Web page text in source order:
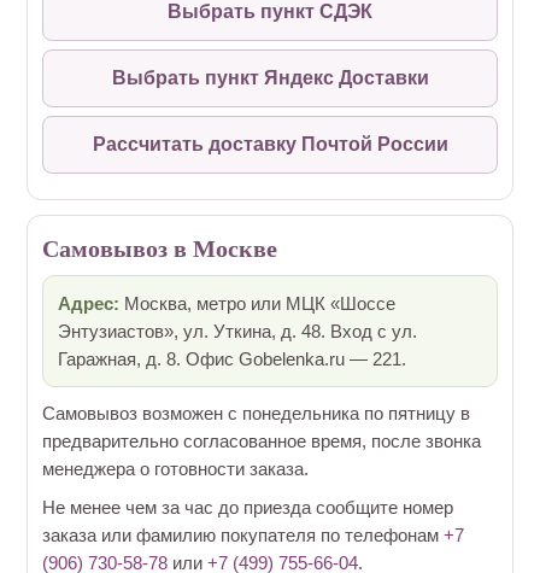
Выбрать пункт СДЭК
Выбрать пункт Яндекс Доставки
Рассчитать доставку Почтой России
Самовывоз в Москве
Адрес: Москва, метро или МЦК «Шоссе
Энтузиастов», ул. Уткина, д. 48. Вход с ул.
Гаражная, д. 8. Офис Gobelenka.ru — 221.
Самовывоз возможен с понедельника по пятницу в
предварительно согласованное время, после звонка
менеджера о готовности заказа.
Не менее чем за час до приезда сообщите номер
заказа или фамилию покупателя по телефонам +7
(906) 730-58-78 или +7 (499) 755-66-04.